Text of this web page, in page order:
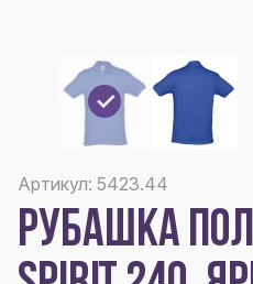
Артикул: 5423.44
РУБАШКА